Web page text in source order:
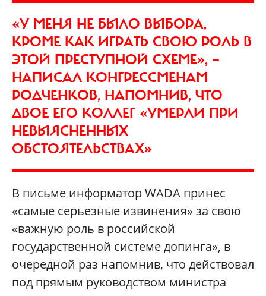
«У МЕНЯ НЕ БЫЛО ВЫБОРА,
КРОМЕ КАК ИГРАТЬ СВОЮ РОЛЬ В
ЭТОЙ ПРЕСТУПНОЙ СХЕМЕ», —
НАПИСАЛ КОНГРЕССМЕНАМ
РОДЧЕНКОВ, НАПОМНИВ, ЧТО
ДВОЕ ЕГО КОЛЛЕГ «УМЕРЛИ ПРИ
НЕВЫЯСНЕННЫХ
ОБСТОЯТЕЛЬСТВАХ»
В письме информатор WADA принес
«самые серьезные извинения» за свою
«важную роль в российской
государственной системе допинга», в
очередной раз напомнив, что действовал
под прямым руководством министра